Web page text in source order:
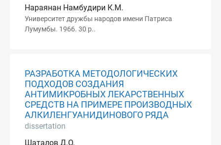
Нараянан Намбудири К.М.
Университет дружбы народов имени Патриса
Лумумбы. 1966. 30 p..
РАЗРАБОТКА МЕТОДОЛОГИЧЕСКИХ
ПОДХОДОВ СОЗДАНИЯ
АНТИМИКРОБНЫХ ЛЕКАРСТВЕННЫХ
СРЕДСТВ НА ПРИМЕРЕ ПРОИЗВОДНЫХ
АЛКИЛЕНГУАНИДИНОВОГО РЯДА
dissertation
Шаталов Д.О.